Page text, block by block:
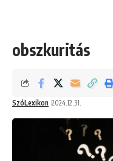
obszkuritás
SzóLexikon 2024.12.31.